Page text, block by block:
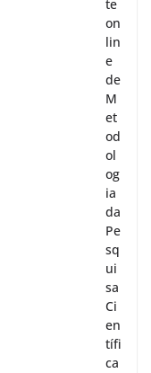
te
on
lin
e
de
M
et
od
ol
og
ia
da
Pe
sq
ui
sa
Ci
en
tífi
ca